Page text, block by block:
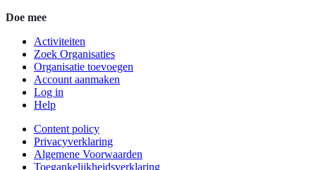
Doe mee
Activiteiten
Zoek Organisaties
Organisatie toevoegen
Account aanmaken
Log in
Help
Content policy
Privacyverklaring
Algemene Voorwaarden
Toegankelijkheidsverklaring